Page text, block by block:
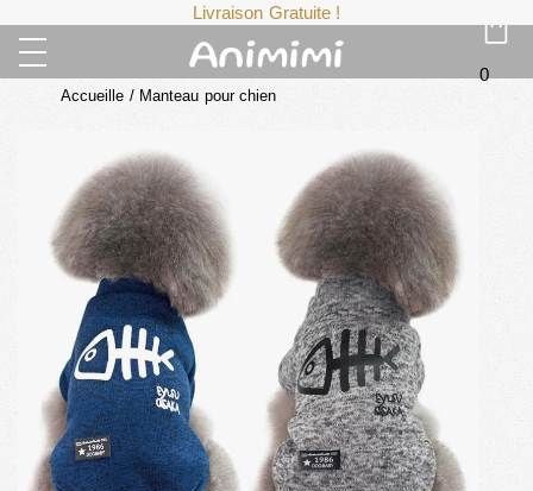
Livraison Gratuite !
0
Accueille / Manteau pour chien